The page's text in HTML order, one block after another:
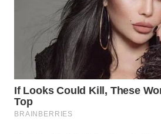
WAHANA
KONSUMEN
WAHANA
LISTRIK
WAHANA
TRAVEL